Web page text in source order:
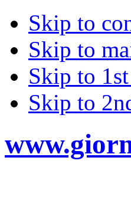
Skip to
Skip to
Skip to
Skip to